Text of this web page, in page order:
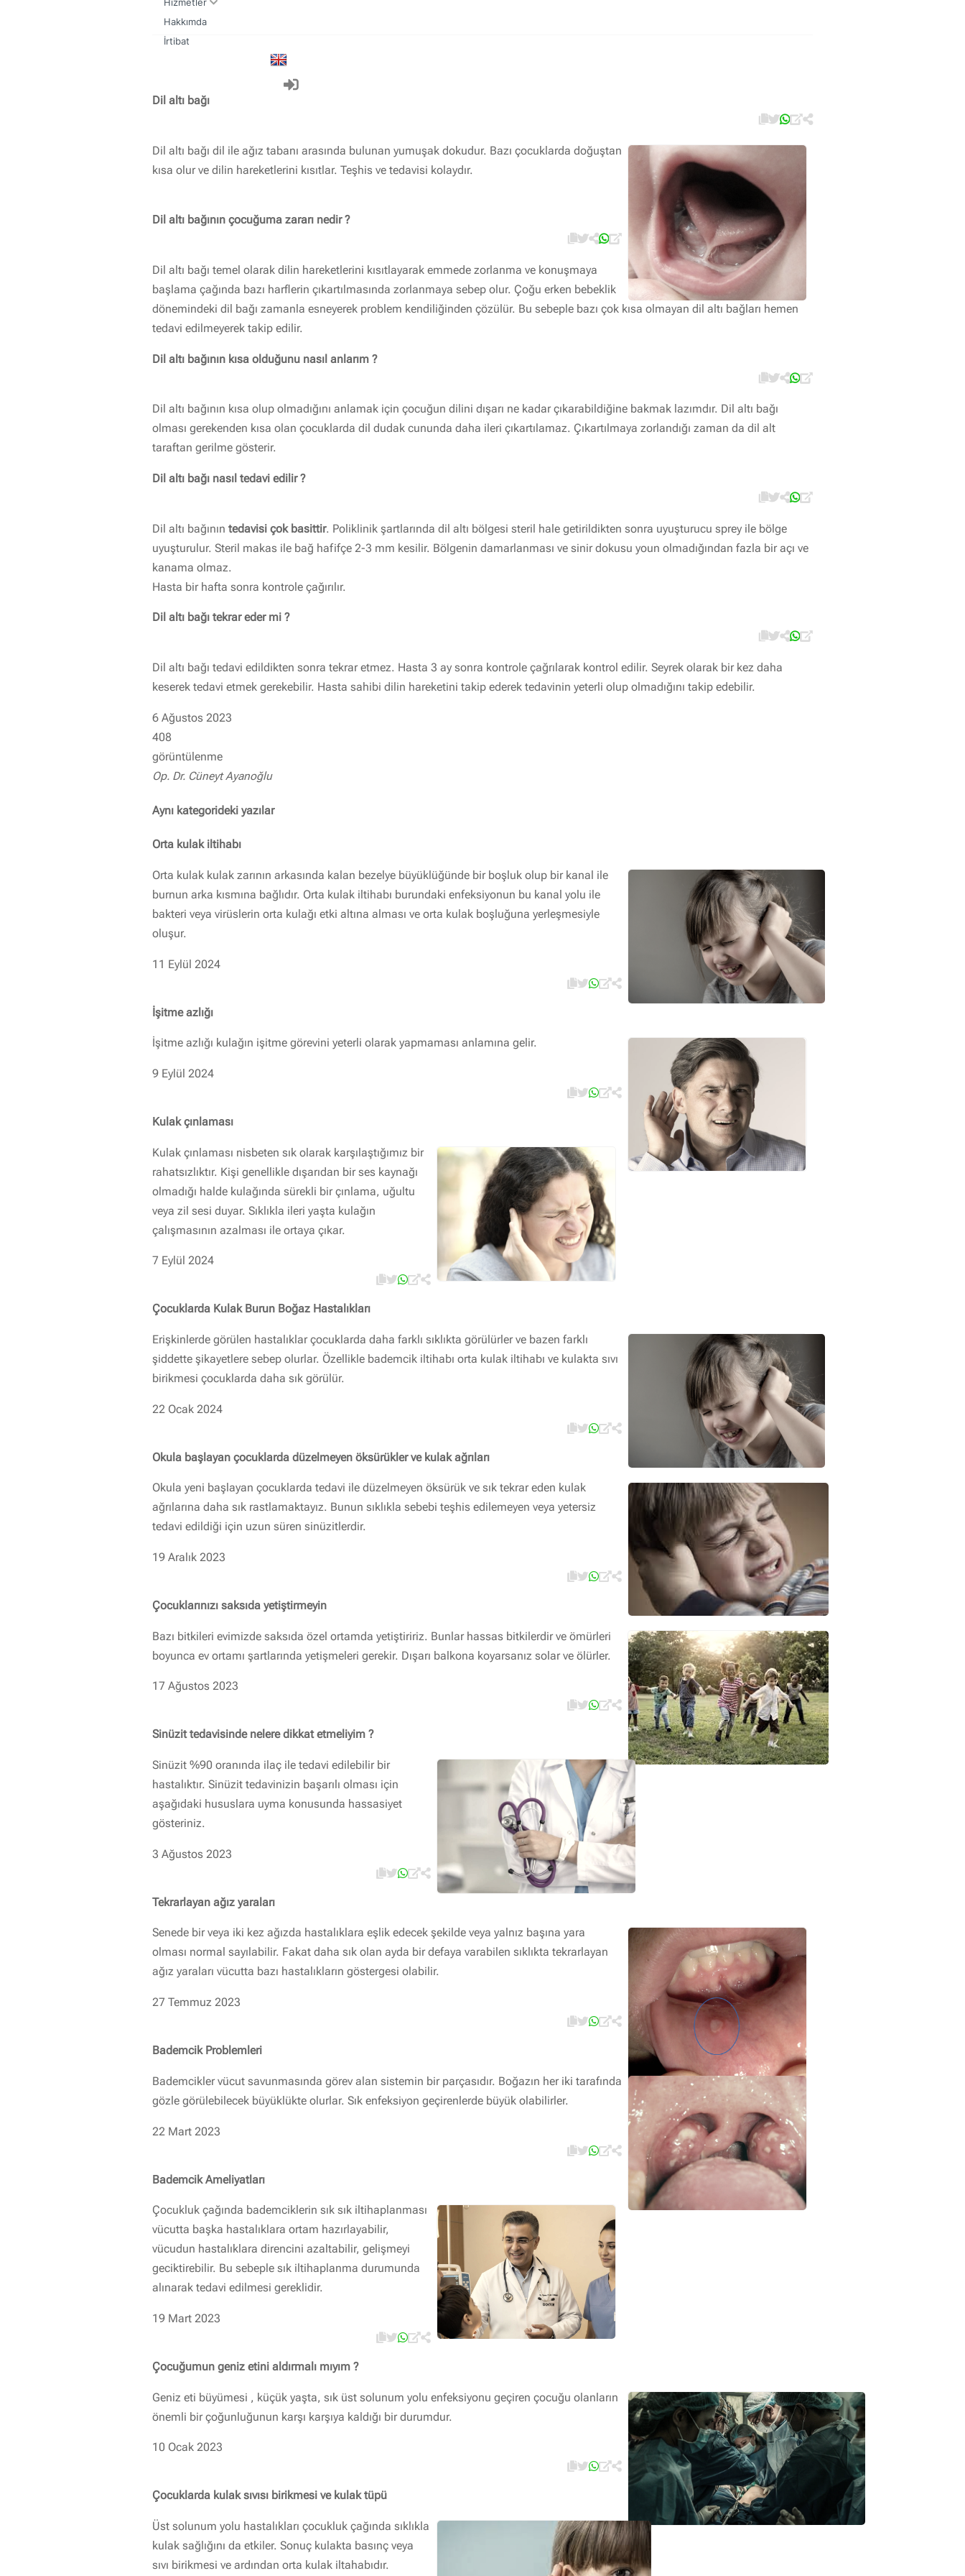
Hakkımda
İrtibat
Dil altı bağı
Dil altı bağı dil ile ağız tabanı arasında bulunan yumuşak dokudur. Bazı çocuklarda doğuştan
kısa olur ve dilin hareketlerini kısıtlar. Teşhis ve tedavisi kolaydır.
Dil altı bağının çocuğuma zararı nedir ?
Dil altı bağı temel olarak dilin hareketlerini kısıtlayarak emmede zorlanma ve konuşmaya
başlama çağında bazı harflerin çıkartılmasında zorlanmaya sebep olur. Çoğu erken bebeklik
dönemindeki dil bağı zamanla esneyerek problem kendiliğinden çözülür. Bu sebeple bazı çok kısa olmayan dil altı bağları hemen
tedavi edilmeyerek takip edilir.
Dil altı bağının kısa olduğunu nasıl anlarım ?
Dil altı bağının kısa olup olmadığını anlamak için çocuğun dilini dışarı ne kadar çıkarabildiğine bakmak lazımdır. Dil altı bağı
olması gerekenden kısa olan çocuklarda dil dudak cununda daha ileri çıkartılamaz. Çıkartılmaya zorlandığı zaman da dil alt
taraftan gerilme gösterir.
Dil altı bağı nasıl tedavi edilir ?
Dil altı bağının tedavisi çok basittir. Poliklinik şartlarında dil altı bölgesi steril hale getirildikten sonra uyuşturucu sprey ile bölge
uyuşturulur. Steril makas ile bağ hafifçe 2-3 mm kesilir. Bölgenin damarlanması ve sinir dokusu youn olmadığından fazla bir açı ve
kanama olmaz.
Hasta bir hafta sonra kontrole çağırılır.
Dil altı bağı tekrar eder mi ?
Dil altı bağı tedavi edildikten sonra tekrar etmez. Hasta 3 ay sonra kontrole çağrılarak kontrol edilir. Seyrek olarak bir kez daha
keserek tedavi etmek gerekebilir. Hasta sahibi dilin hareketini takip ederek tedavinin yeterli olup olmadığını takip edebilir.
6 Ağustos 2023
408
görüntülenme
Op. Dr. Cüneyt Ayanoğlu
Aynı kategorideki yazılar
Orta kulak iltihabı
Orta kulak kulak zarının arkasında kalan bezelye büyüklüğünde bir boşluk olup bir kanal ile
burnun arka kısmına bağlıdır. Orta kulak iltihabı burundaki enfeksiyonun bu kanal yolu ile
bakteri veya virüslerin orta kulağı etki altına alması ve orta kulak boşluğuna yerleşmesiyle
oluşur.
11 Eylül 2024
İşitme azlığı
İşitme azlığı kulağın işitme görevini yeterli olarak yapmaması anlamına gelir.
9 Eylül 2024
Kulak çınlaması
Kulak çınlaması nisbeten sık olarak karşılaştığımız bir
rahatsızlıktır. Kişi genellikle dışarıdan bir ses kaynağı
olmadığı halde kulağında sürekli bir çınlama, uğultu
veya zil sesi duyar. Sıklıkla ileri yaşta kulağın
çalışmasının azalması ile ortaya çıkar.
7 Eylül 2024
Çocuklarda Kulak Burun Boğaz Hastalıkları
Erişkinlerde görülen hastalıklar çocuklarda daha farklı sıklıkta görülürler ve bazen farklı
şiddette şikayetlere sebep olurlar. Özellikle bademcik iltihabı orta kulak iltihabı ve kulakta sıvı
birikmesi çocuklarda daha sık görülür.
22 Ocak 2024
Okula başlayan çocuklarda düzelmeyen öksürükler ve kulak ağrıları
Okula yeni başlayan çocuklarda tedavi ile düzelmeyen öksürük ve sık tekrar eden kulak
ağrılarına daha sık rastlamaktayız. Bunun sıklıkla sebebi teşhis edilemeyen veya yetersiz
tedavi edildiği için uzun süren sinüzitlerdir.
19 Aralık 2023
Çocuklarınızı saksıda yetiştirmeyin
Bazı bitkileri evimizde saksıda özel ortamda yetiştiririz. Bunlar hassas bitkilerdir ve ömürleri
boyunca ev ortamı şartlarında yetişmeleri gerekir. Dışarı balkona koyarsanız solar ve ölürler.
17 Ağustos 2023
Sinüzit tedavisinde nelere dikkat etmeliyim ?
Sinüzit %90 oranında ilaç ile tedavi edilebilir bir
hastalıktır. Sinüzit tedavinizin başarılı olması için
aşağıdaki hususlara uyma konusunda hassasiyet
gösteriniz.
3 Ağustos 2023
Tekrarlayan ağız yaraları
Senede bir veya iki kez ağızda hastalıklara eşlik edecek şekilde veya yalnız başına yara
olması normal sayılabilir. Fakat daha sık olan ayda bir defaya varabilen sıklıkta tekrarlayan
ağız yaraları vücutta bazı hastalıkların göstergesi olabilir.
27 Temmuz 2023
Bademcik Problemleri
Bademcikler vücut savunmasında görev alan sistemin bir parçasıdır. Boğazın her iki tarafında
gözle görülebilecek büyüklükte olurlar. Sık enfeksiyon geçirenlerde büyük olabilirler.
22 Mart 2023
Bademcik Ameliyatları
Çocukluk çağında bademciklerin sık sık iltihaplanması
vücutta başka hastalıklara ortam hazırlayabilir,
vücudun hastalıklara direncini azaltabilir, gelişmeyi
geciktirebilir. Bu sebeple sık iltihaplanma durumunda
alınarak tedavi edilmesi gereklidir.
19 Mart 2023
Çocuğumun geniz etini aldırmalı mıyım ?
Geniz eti büyümesi , küçük yaşta, sık üst solunum yolu enfeksiyonu geçiren çocuğu olanların
önemli bir çoğunluğunun karşı karşıya kaldığı bir durumdur.
10 Ocak 2023
Çocuklarda kulak sıvısı birikmesi ve kulak tüpü
Üst solunum yolu hastalıkları çocukluk çağında sıklıkla
kulak sağlığını da etkiler. Sonuç kulakta basınç veya
sıvı birikmesi ve ardından orta kulak iltahabıdır.